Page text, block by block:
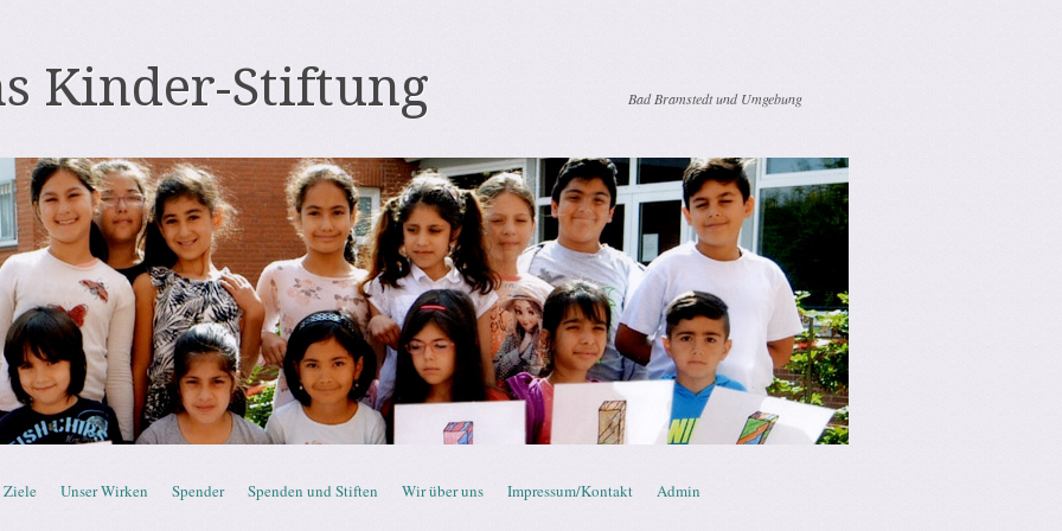
Kinder-Stiftung Bad Bramstedt und Umgebung
Ziele Unser Wirken Spender Spenden und Stiften Wir über uns Impressum/Kontakt Admin